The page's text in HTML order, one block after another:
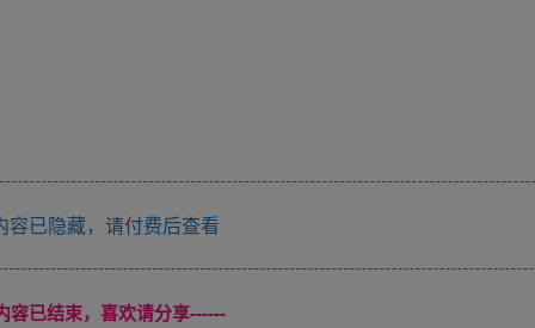
已隐藏，请付费后查看
容已结束，喜欢请分享------